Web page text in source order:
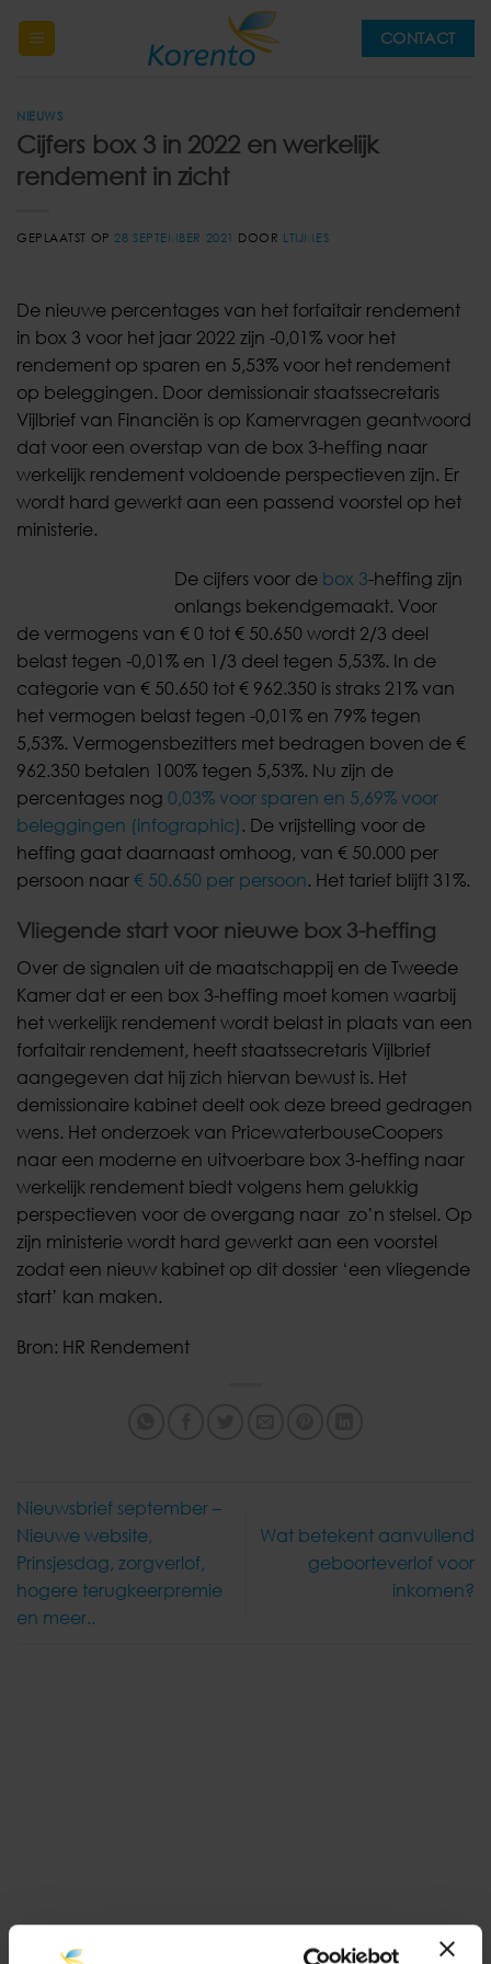
naar
CONTACT
NIEUWS
Cijfers box 3 in 2022 en werkelijk
rendement in zicht
GEPLAATST OP28 SEPTEMBER 2021 DOOR LTIJMES
De nieuwe percentages van het forfaitair rendement
in box 3 voor het jaar 2022 zijn -0,01% voor het
rendement op sparen en 5,53% voor het rendement
op beleggingen. Door demissionair staatssecretaris
Vijlbrief van Financiën is op Kamervragen geantwoord
dat voor een overstap van de box 3-heffing naar
werkelijk rendement voldoende perspectieven zijn. Er
wordt hard gewerkt aan een passend voorstel op het
ministerie.
De cijfers voor de box 3-heffing zijn
onlangs bekendgemaakt. Voor
de vermogens van € 0 tot € 50.650 wordt 2/3 deel
belast tegen -0,01% en 1/3 deel tegen 5,53%. In de
categorie van € 50.650 tot € 962.350 is straks 21% van
het vermogen belast tegen -0,01% en 79% tegen
5,53%. Vermogensbezitters met bedragen boven de €
962.350 betalen 100% tegen 5,53%. Nu zijn de
percentages nog 0,03% voor sparen en 5,69% voor
beleggingen (infographic) . De vrijstelling voor de
heffing gaat daarnaast omhoog, van € 50.000 per
persoon naar € 50.650 per persoon. Het tarief blijft 31%.
Vliegende start voor nieuwe box 3-heffing
Over de signalen uit de maatschappij en de Tweede
Kamer dat er een box 3-heffing moet komen waarbij
het werkelijk rendement wordt belast in plaats van een
forfaitair rendement, heeft staatssecretaris Vijlbrief
aangegeven dat hij zich hiervan bewust is. Het
demissionaire kabinet deelt ook deze breed gedragen
wens. Het onderzoek van PricewaterbouseCoopers
naar een moderne en uitvoerbare box 3-heffing naar
werkelijk rendement biedt volgens hem gelukkig
perspectieven voor de overgang naar zo’n stelsel. Op
zijn ministerie wordt hard gewerkt aan een voorstel
zodat een nieuw kabinet op dit dossier ‘een vliegende
start’ kan maken.
Bron: HR Rendement
Nieuwsbrief september –
Nieuwe website,
Prinsjesdag, zorgverlof,
hogere terugkeerpremie
en meer..
Wat betekent aanvullend
geboorteverlof voor
inkomen?